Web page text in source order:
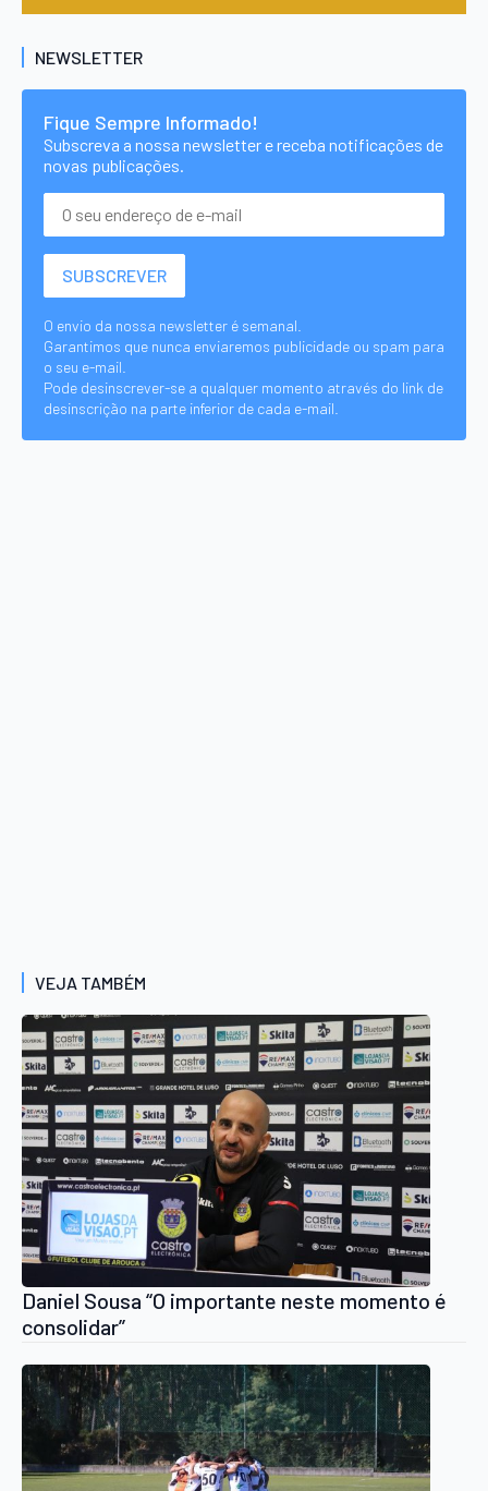
NEWSLETTER
Fique Sempre Informado!
Subscreva a nossa newsletter e receba notificações de
novas publicações.
O envio da nossa newsletter é semanal.
Garantimos que nunca enviaremos publicidade ou spam para
o seu e-mail.
Pode desinscrever-se a qualquer momento através do link de
desinscrição na parte inferior de cada e-mail.
VEJA TAMBÉM
Daniel Sousa “O importante neste momento é
consolidar”